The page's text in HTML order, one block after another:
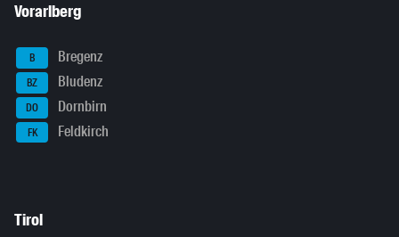
Vorarlberg
B Bregenz
BZ Bludenz
DO Dornbirn
FK Feldkirch
Tirol